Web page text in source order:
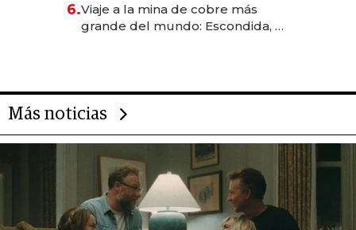
6.Viaje a la mina de cobre más
grande del mundo: Escondida, el
Más noticias